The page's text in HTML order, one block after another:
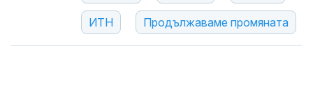
ИТН Продължаваме промяната